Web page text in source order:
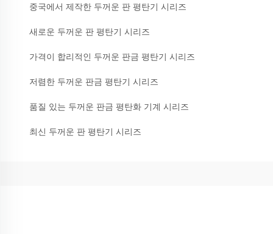
중국에서 제작한 두꺼운 판 평탄기 시리즈
새로운 두꺼운 판 평탄기 시리즈
가격이 합리적인 두꺼운 판금 평탄기 시리즈
저렴한 두꺼운 판금 평탄기 시리즈
품질 있는 두꺼운 판금 평탄화 기계 시리즈
최신 두꺼운 판 평탄기 시리즈